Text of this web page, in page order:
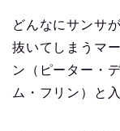
どんなにサンサ
抜いてしまうマ
ン（ピーター・
ム・フリン）と